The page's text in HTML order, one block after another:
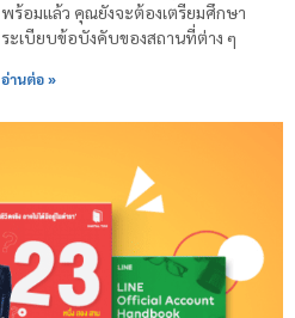
พร้อมแล้ว คุณยังจะต้องเตรียมศึกษา
ระเบียบข้อบังคับของสถานที่ต่าง ๆ
อ่านต่อ »